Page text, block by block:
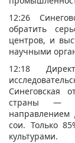
12:26
обратить
центров, и
научными
12:18
Синеговская
страны —
направлением
сои. Только
культурами.